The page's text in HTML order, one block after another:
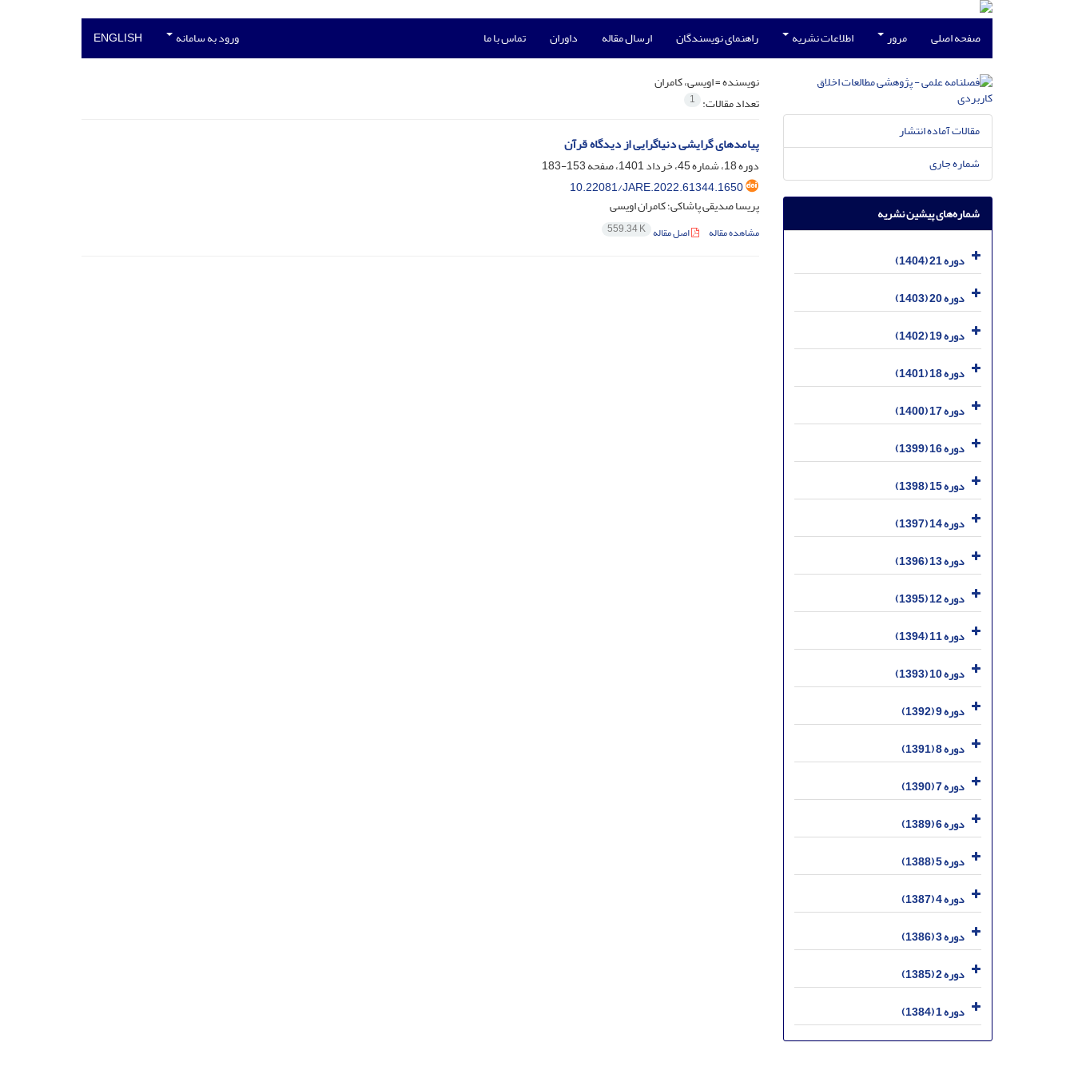
صفحه اصلی مرور اطلاعات نشریه راهنمای نویسندگان ارسال مقاله داوران تماس با ما ورود به سامانه ENGLISH
نویسنده =اویسی، کامران
تعداد مقالات: 1
پیامدهای گرایشی دنیاگرایی از دیدگاه قرآن
دوره 18، شماره 45، خرداد 1401، صفحه
153-183
10.22081/JARE.2022.61344.1650
پریسا صدیقی پاشاکی؛ کامران اویسی
مشاهده مقاله اصل مقاله 559.34 K
مقالات آماده انتشار
شماره جاری
شماره‌های پیشین نشریه
دوره 21 (1404)
دوره 20 (1403)
دوره 19 (1402)
دوره 18 (1401)
دوره 17 (1400)
دوره 16 (1399)
دوره 15 (1398)
دوره 14 (1397)
دوره 13 (1396)
دوره 12 (1395)
دوره 11 (1394)
دوره 10 (1393)
دوره 9 (1392)
دوره 8 (1391)
دوره 7 (1390)
دوره 6 (1389)
دوره 5 (1388)
دوره 4 (1387)
دوره 3 (1386)
دوره 2 (1385)
دوره 1 (1384)